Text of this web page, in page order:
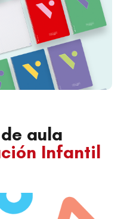
aula
Infantil